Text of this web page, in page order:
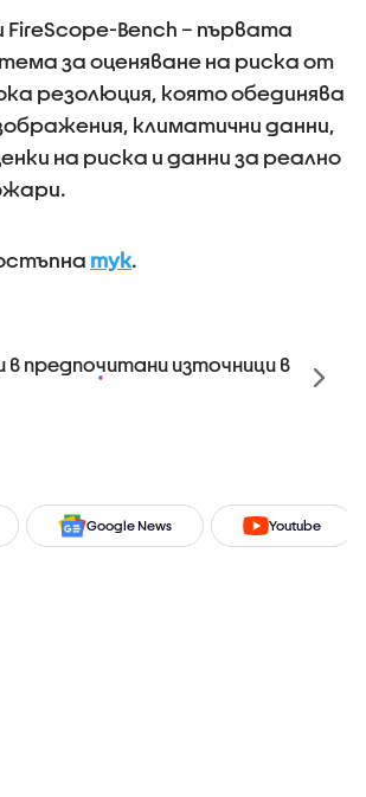
FireScope-Bench – първата
за оценяване на риска от
резолюция, която обединява
климатични данни,
на риска и данни за реално
тук.
в предпочитани източници в
Google News Youtube